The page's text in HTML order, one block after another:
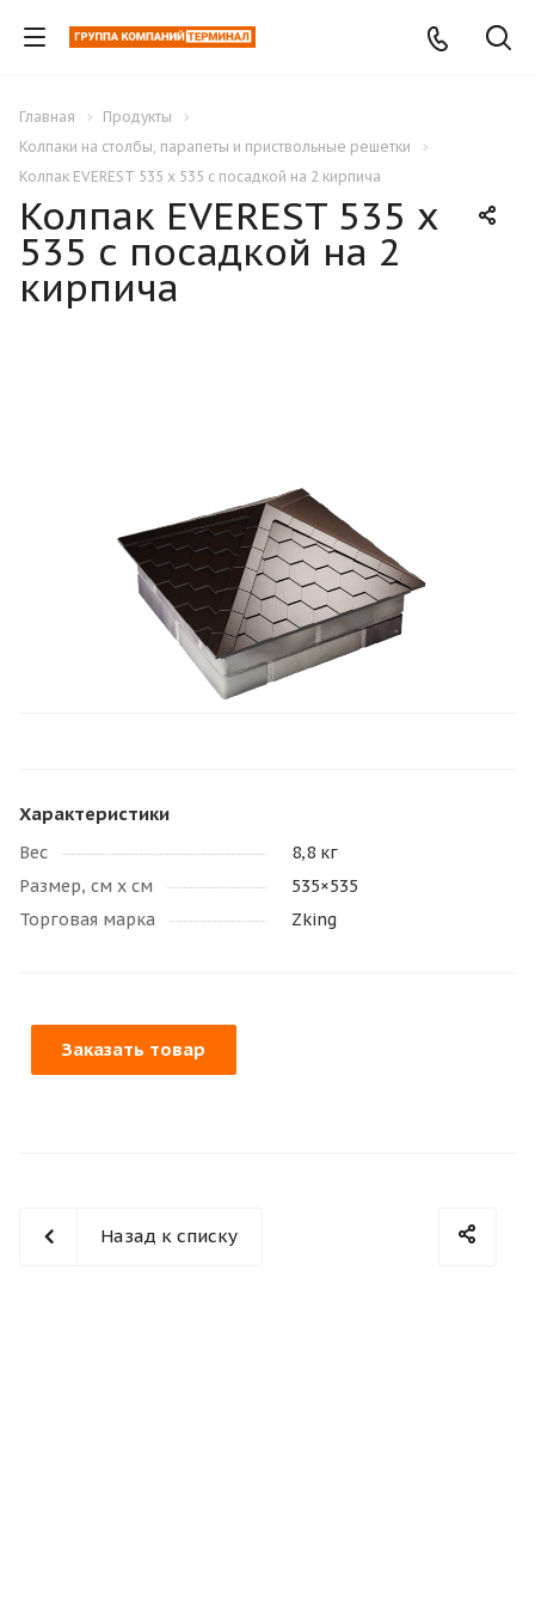
Главная
Продукты
Колпаки на столбы, парапеты и приствольные решетки
Колпак EVEREST 535 х 535 с посадкой на 2 кирпича
Колпак EVEREST 535 х
535 с посадкой на 2
кирпича
Характеристики
Вес
8,8 кг
Размер, см х см
535×535
Торговая марка
Zking
Заказать товар
Назад к списку